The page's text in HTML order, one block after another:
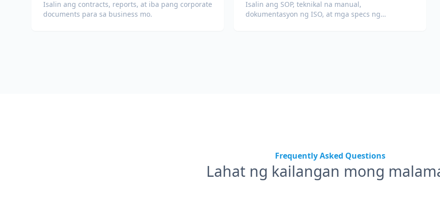
Isalin ang contracts, reports, at iba pang corporate
documents para sa business mo.
Isalin ang SOP, teknikal na manual,
dokumentasyon ng ISO, at mga specs ng
Frequently Asked Questions
Lahat ng kailangan mong